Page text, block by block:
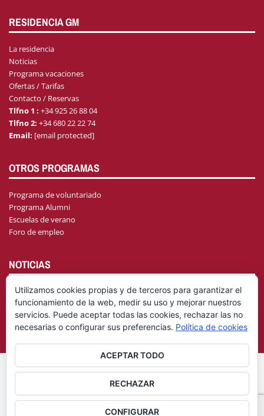
RESIDENCIA GM
La residencia
Noticias
Programa vacaciones
Ofertas / Tarifas
Contacto / Reservas
Tlfno 1 : +34 925 26 88 04
Tlfno 2: +34 680 22 22 74
Email: [email protected]
OTROS PROGRAMAS
Programa de voluntariado
Programa Alumni
Escuelas de verano
Foro de empleo
NOTICIAS
AGENDA
© Fundación General Universidad de Castilla-La Mancha
Política de privacidad
Utilizamos cookies propias y de terceros para garantizar el
funcionamiento de la web, medir su uso y mejorar nuestros
servicios. Puede aceptar todas las cookies, rechazar las no
necesarias o configurar sus preferencias. Política de cookies
ACEPTAR TODO
RECHAZAR
CONFIGURAR